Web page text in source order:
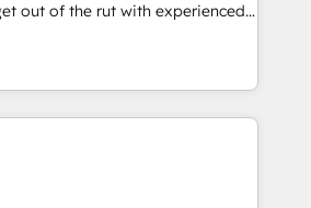
ourselves into your
🏢 We specialise in
and enterprise
organisations and those with
Custom Integration and
ISO9001
out of the rut with experienced,
implementing HubSpot
CMS and Operations Hub,
engaging with your customers
a top ranked
winner of Rookie of the Year
Awards, 4.9/5 rating in HubSpot
in Clutch Reviews. Digifianz